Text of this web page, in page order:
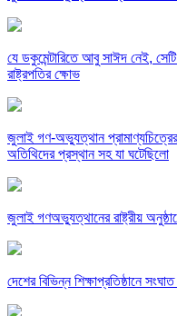
যে ডকুমেন্টারিতে আবু সাঈদ নেই,
রাষ্ট্রপতির ক্ষোভ
জুলাই গণ-অভ্যুত্থান
অতিথিদের প্রস্থান সহ যা ঘটেছিলো
জুলাই গণঅভ্যুত্থানের রাষ্ট্রীয়
দেশের বিভিন্ন শিক্ষাপ্রতিষ্ঠানে